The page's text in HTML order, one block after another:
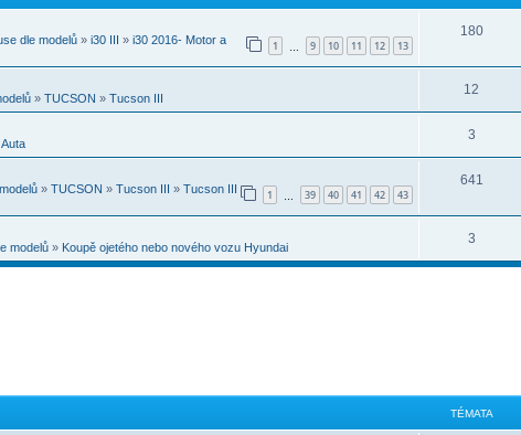
1 9 10 11 12 13
dle modelů » i30 III » i30 2016- Motor a
180
» TUCSON » Tucson III
12
Auta
3
1 39 40 41 42 43
» TUCSON » Tucson III » Tucson III
641
modelů » Koupě ojetého nebo nového vozu Hyundai
3
TÉMATA